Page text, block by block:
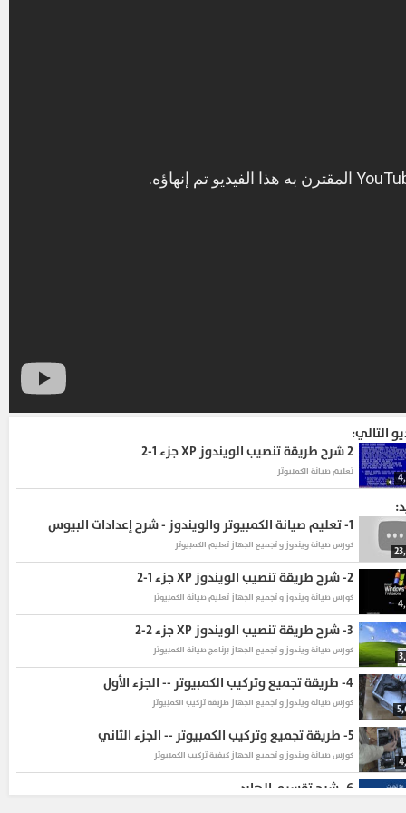
التالي:
2شرح طريقة تنصيب الويندوز XP جزء 1-2
تعليم صيانة الكمبيوتر
1- تعليم صيانة الكمبيوتر والويندوز - شرح إعدادات البيوس
كورس صيانة ويندوز و تجميع الجهاز تعليم الكمبيوتر
2- شرح طريقة تنصيب الويندوز XP جزء 1-2
كورس صيانة ويندوز و تجميع الجهاز تعليم صيانة الكمبيوتر
3- شرح طريقة تنصيب الويندوز XP جزء 2-2
كورس صيانة ويندوز و تجميع الجهاز برنامج صيانة الكمبيوتر
4- طريقة تجميع وتركيب الكمبيوتر -- الجزء الأول
كورس صيانة ويندوز و تجميع الجهاز طريقة تركيب الكمبيوتر
5- طريقة تجميع وتركيب الكمبيوتر -- الجزء الثاني
كورس صيانة ويندوز و تجميع الجهاز كيفية تركيب الكمبيوتر
6- شرح تقسيم الهارد